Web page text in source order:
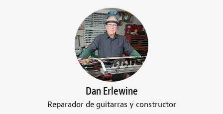
Dan Erlewine
Reparador de guitarras y constructor